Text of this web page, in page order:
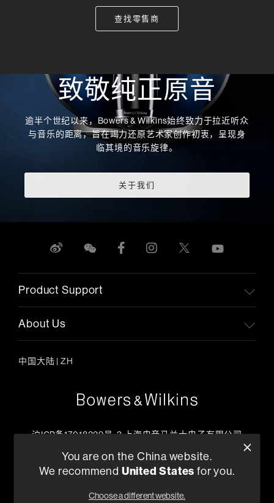
查找零售商
致敬纯正原音
逾半个世纪以来，Bowers & Wilkins始终致力于拉近听众
与音乐的距离，旨在竭力还原艺术家创作初衷，呈现身
临其境的音乐旋律。
关于我们
Product Support
About Us
中国大陆 | ZH
沪ICP备17018229号-3 上海电音马兰士电子有限公司
+86 400-621-0886
工作日上午09:00 ~ 17:45
查找零售商
You are on the China website.
We recommend United States for you.
Choose a different website.